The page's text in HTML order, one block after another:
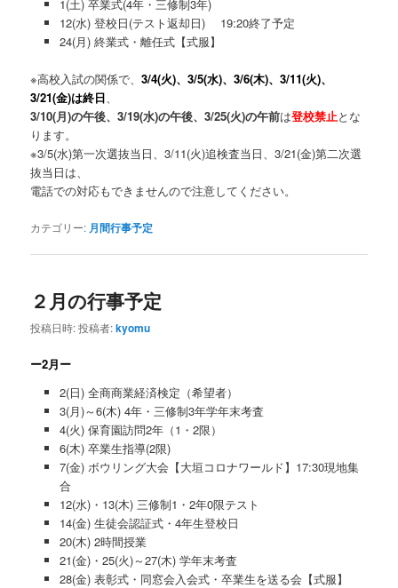
1(土) 卒業式(4年・三修制3年)
12(水) 登校日(テスト返却日) 19:20終了予定
24(月) 終業式・離任式【式服】
※高校入試の関係で、3/4(火)、3/5(水)、3/6(木)、3/11(火)、
3/21(金)は終日、
3/10(月)の午後、3/19(水)の午後、3/25(火)の午前は登校禁止とな
ります。
※3/5(水)第一次選抜当日、3/11(火)追検査当日、3/21(金)第二次選
抜当日は、
電話での対応もできませんので注意してください。
カテゴリー: 月間行事予定
２月の行事予定
投稿日時:投稿者:kyomu
ー2月ー
2(日) 全商商業経済検定（希望者）
3(月)～6(木) 4年・三修制3年学年末考査
4(火) 保育園訪問2年（1・2限）
6(木) 卒業生指導(2限)
7(金) ボウリング大会【大垣コロナワールド】17:30現地集
合
12(水)・13(木) 三修制1・2年0限テスト
14(金) 生徒会認証式・4年生登校日
20(木) 2時間授業
21(金)・25(火)～27(木) 学年末考査
28(金) 表彰式・同窓会入会式・卒業生を送る会【式服】